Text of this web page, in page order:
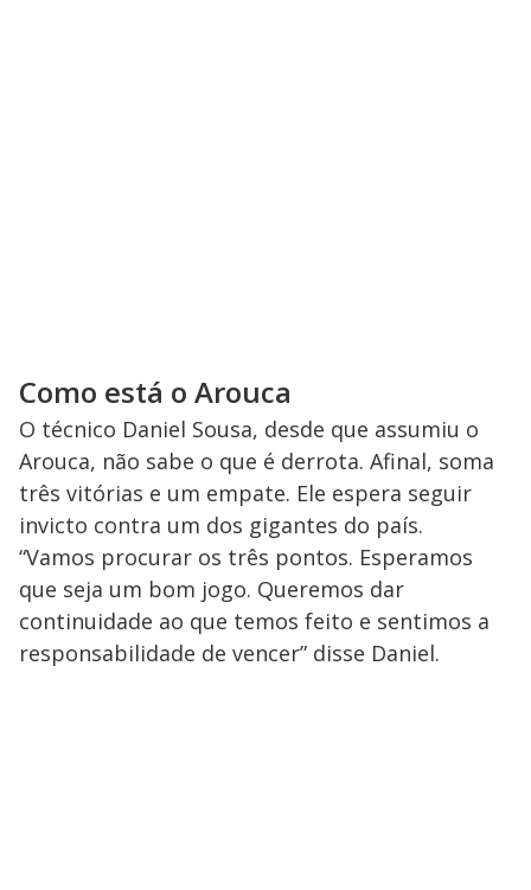
Como está o Arouca
O técnico Daniel Sousa, desde que assumiu o
Arouca, não sabe o que é derrota. Afinal, soma
três vitórias e um empate. Ele espera seguir
invicto contra um dos gigantes do país.
“Vamos procurar os três pontos. Esperamos
que seja um bom jogo. Queremos dar
continuidade ao que temos feito e sentimos a
responsabilidade de vencer” disse Daniel.